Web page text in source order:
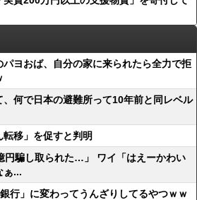
パヨおば、自分の家に来られたら全力で拒
、何で日本の避難所って10年前と同レベル
転移」を促すと判明
円騙し取られた…」 ワイ「はえーかわい
ぁ...
行」に変わってうんざりしてるやつｗｗ